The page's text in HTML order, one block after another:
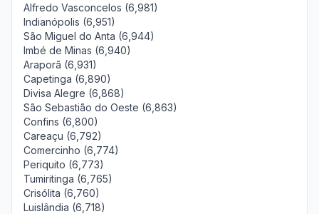
Alfredo Vasconcelos (6,981)
Indianópolis (6,951)
São Miguel do Anta (6,944)
Imbé de Minas (6,940)
Araporã (6,931)
Capetinga (6,890)
Divisa Alegre (6,868)
São Sebastião do Oeste (6,863)
Confins (6,800)
Careaçu (6,792)
Comercinho (6,774)
Periquito (6,773)
Tumiritinga (6,765)
Crisólita (6,760)
Luislândia (6,718)